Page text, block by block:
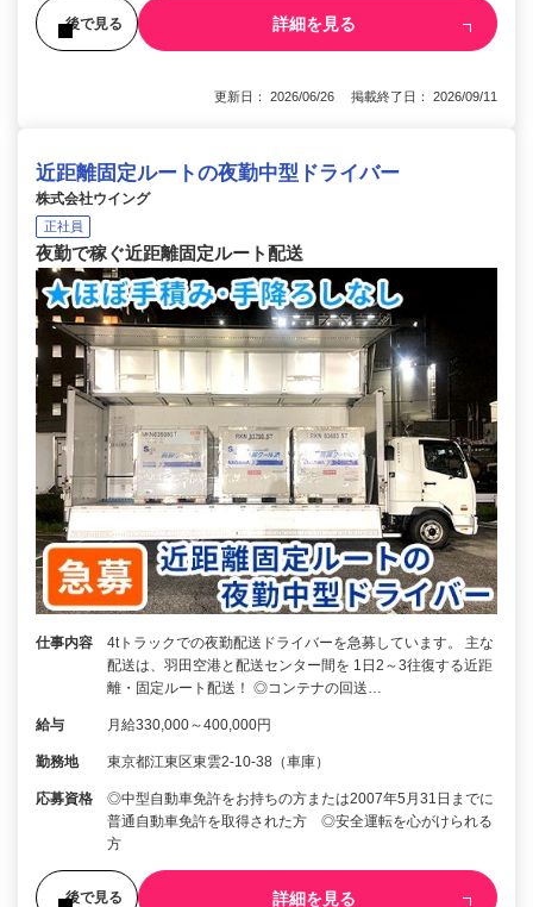
後で見る 詳細を見る
更新日： 2026/06/26 掲載終了日： 2026/09/11
近距離固定ルートの夜勤中型ドライバー
株式会社ウイング
正社員
夜勤で稼ぐ近距離固定ルート配送
仕事内容
4tトラックでの夜勤配送ドライバーを急募しています。 主な
配送は、羽田空港と配送センター間を 1日2～3往復する近距
離・固定ルート配送！ ◎コンテナの回送…
給与 月給330,000～400,000円
勤務地 東京都江東区東雲2-10-38（車庫）
応募資格
◎中型自動車免許をお持ちの方または2007年5月31日までに
普通自動車免許を取得された方 ◎安全運転を心がけられる
方
後で見る 詳細を見る